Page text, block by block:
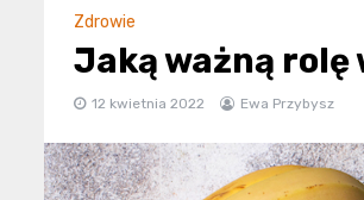
Zdrowie
Jaką ważną rolę
12 kwietnia 2022 Ewa Przybysz